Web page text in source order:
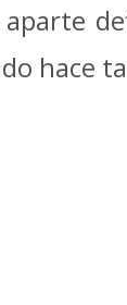
hace